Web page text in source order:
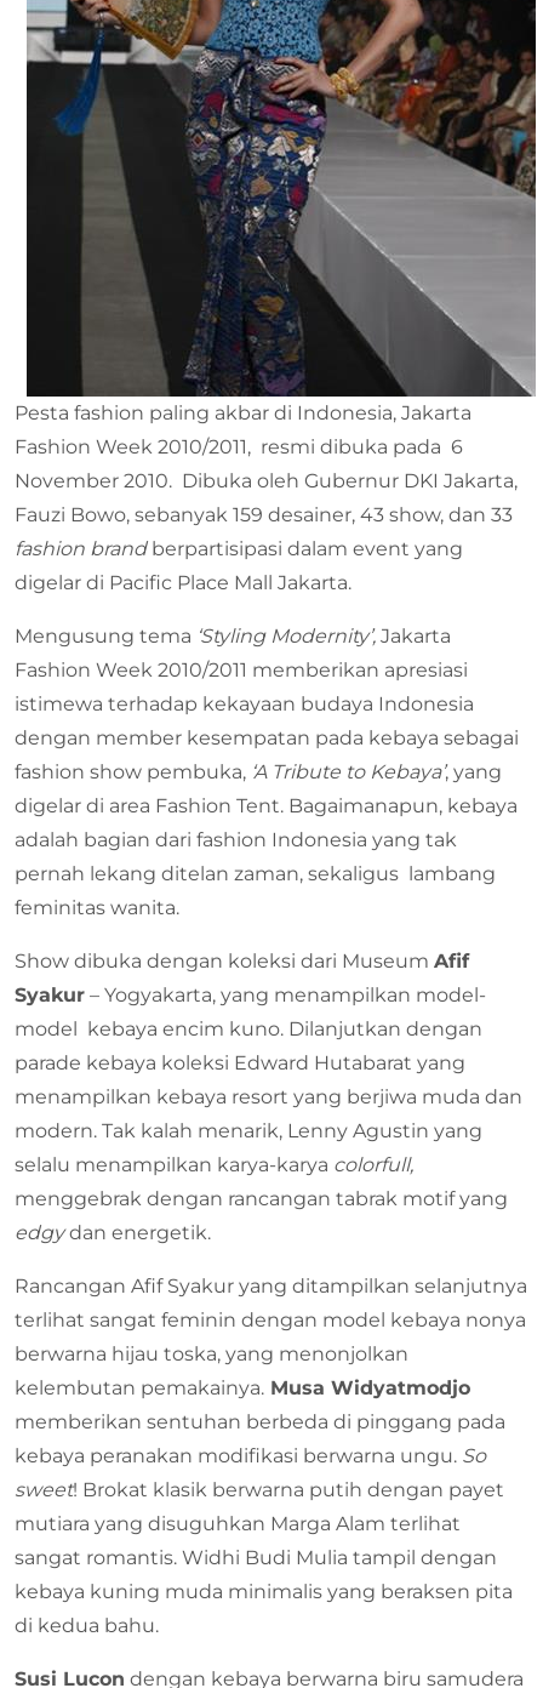
Pesta fashion paling akbar di Indonesia, Jakarta
Fashion Week 2010/2011, resmi dibuka pada 6
November 2010. Dibuka oleh Gubernur DKI Jakarta,
Fauzi Bowo, sebanyak 159 desainer, 43 show, dan 33
fashion brand berpartisipasi dalam event yang
digelar di Pacific Place Mall Jakarta.
Mengusung tema ‘Styling Modernity’, Jakarta
Fashion Week 2010/2011 memberikan apresiasi
istimewa terhadap kekayaan budaya Indonesia
dengan member kesempatan pada kebaya sebagai
fashion show pembuka, ‘A Tribute to Kebaya’, yang
digelar di area Fashion Tent. Bagaimanapun, kebaya
adalah bagian dari fashion Indonesia yang tak
pernah lekang ditelan zaman, sekaligus lambang
feminitas wanita.
Show dibuka dengan koleksi dari Museum Afif
Syakur – Yogyakarta, yang menampilkan model-
model kebaya encim kuno. Dilanjutkan dengan
parade kebaya koleksi Edward Hutabarat yang
menampilkan kebaya resort yang berjiwa muda dan
modern. Tak kalah menarik, Lenny Agustin yang
selalu menampilkan karya-karya colorfull,
menggebrak dengan rancangan tabrak motif yang
edgydan energetik.
Rancangan Afif Syakur yang ditampilkan selanjutnya
terlihat sangat feminin dengan model kebaya nonya
berwarna hijau toska, yang menonjolkan
kelembutan pemakainya. Musa Widyatmodjo
memberikan sentuhan berbeda di pinggang pada
kebaya peranakan modifikasi berwarna ungu. So
sweet! Brokat klasik berwarna putih dengan payet
mutiara yang disuguhkan Marga Alam terlihat
sangat romantis. Widhi Budi Mulia tampil dengan
kebaya kuning muda minimalis yang beraksen pita
di kedua bahu.
Susi Lucon dengan kebaya berwarna biru samudera